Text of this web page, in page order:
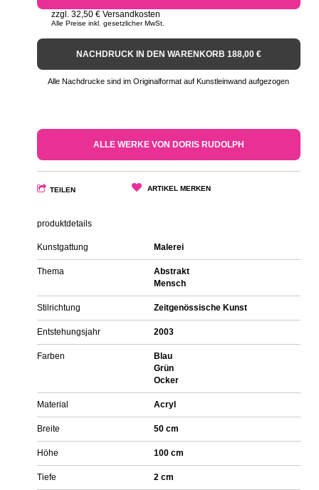
zzgl. 32,50 € Versandkosten
Alle Preise inkl. gesetzlicher MwSt.
NACHDRUCK IN DEN WARENKORB 188,00 €
Alle Nachdrucke sind im Originalformat auf Kunstleinwand aufgezogen
ALLE WERKE VON DORIS RUDOLPH
TEILEN ARTIKEL MERKEN
produktdetails
Kunstgattung Malerei
Thema
Abstrakt
Mensch
Stilrichtung Zeitgenössische Kunst
Entstehungsjahr 2003
Farben
Blau
Grün
Ocker
Material Acryl
Breite 50 cm
Höhe 100 cm
Tiefe 2 cm